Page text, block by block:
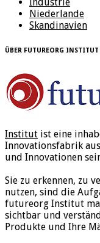
Niederlande
Skandinavien
ÜBER FUTUREORG INSTITUT
Institut ist eine
Innovationsfabrik
und Innovationen
Sie zu erkennen, zu
nutzen, sind die
futureorg Institut
sichtbar und
Produkte und Ihre